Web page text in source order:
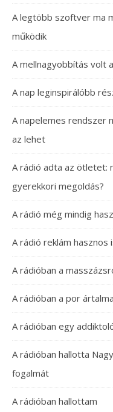
A legtöbb szoftver ma
működik
A mellnagyobbítás volt
A nap leginspirálóbb
A napelemes rendszer
az lehet
A rádió adta az ötletet:
gyerekkori megoldás?
A rádió még mindig
A rádió reklám hasznos
A rádióban a
A rádióban a por
A rádióban egy
A rádióban hallotta
fogalmát
A rádióban hallottam